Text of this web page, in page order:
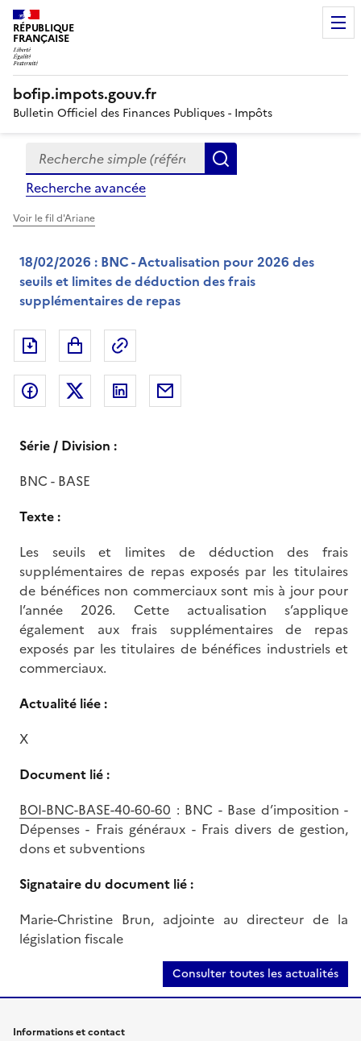
RÉPUBLIQUE
FRANÇAISE
bofip.impots.gouv.fr
Bulletin Officiel des Finances Publiques - Impôts
Formulaire
de
recherche
Recherche simple (références, mots clés, partie du
Recherche avancée
Voir le fil d'Ariane
18/02/2026 : BNC - Actualisation pour 2026 des
seuils et limites de déduction des frais
supplémentaires de repas
Exporter le document au format pdf
Partager sur Facebook
Partager sur Twitter
Partager sur LinkedIn
Série / Division :
BNC - BASE
Texte :
Les seuils et limites de déduction des frais
supplémentaires de repas exposés par les titulaires
de bénéfices non commerciaux sont mis à jour pour
l’année 2026. Cette actualisation s’applique
également aux frais supplémentaires de repas
exposés par les titulaires de bénéfices industriels et
commerciaux.
Actualité liée :
X
Document lié :
BOI-BNC-BASE-40-60-60 : BNC - Base d’imposition -
Dépenses - Frais généraux - Frais divers de gestion,
dons et subventions
Signataire du document lié :
Marie-Christine Brun, adjointe au directeur de la
législation fiscale
Consulter toutes les actualités
Informations et contact